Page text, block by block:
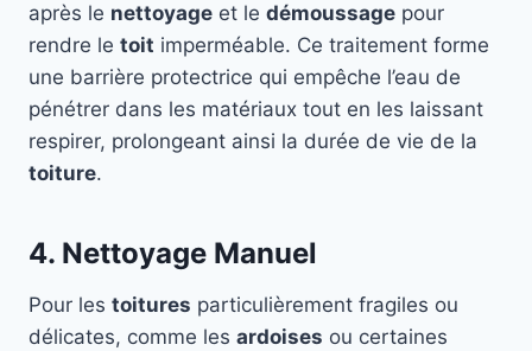
après le nettoyage et le démoussage pour
rendre le toit imperméable. Ce traitement forme
une barrière protectrice qui empêche l’eau de
pénétrer dans les matériaux tout en les laissant
respirer, prolongeant ainsi la durée de vie de la
toiture.
4. Nettoyage Manuel
Pour les toitures particulièrement fragiles ou
délicates, comme les ardoises ou certaines